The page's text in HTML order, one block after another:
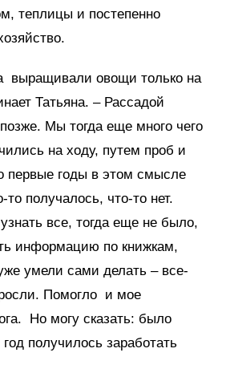
теплицы и постепенно
выращивали овощи только на
Татьяна. – Рассадой
Мы тогда еще много чего
на ходу, путем проб и
годы в этом смысле
получалось, что-то нет.
все, тогда еще не было,
информацию по книжкам,
умели сами делать – все-
Помогло и мое
Но могу сказать: было
получилось заработать